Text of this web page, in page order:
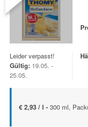
Leider verpasst!
Gültig: 19.05. -
25.05.
€ 2,93 / l - 300 ml,